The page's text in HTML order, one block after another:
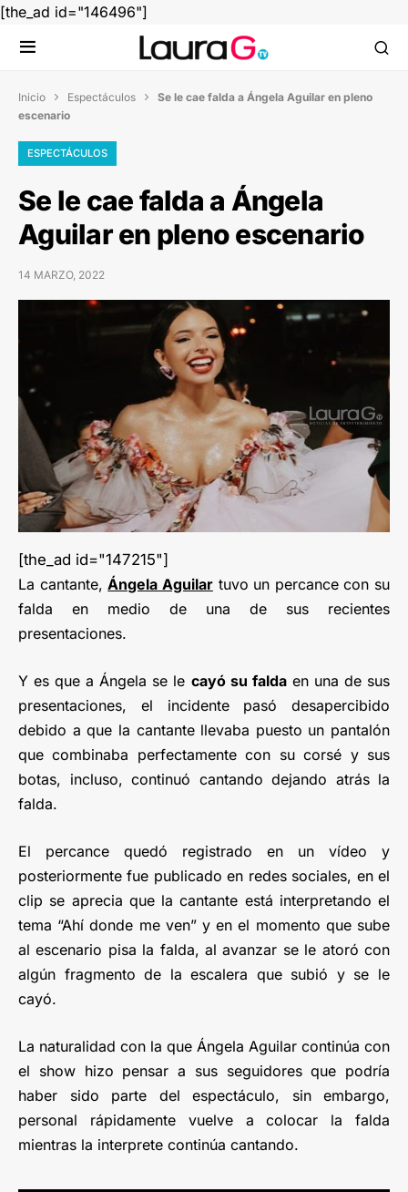
[the_ad id="146496"]
Inicio  Espectáculos  Se le cae falda a Ángela Aguilar en pleno
escenario
ESPECTÁCULOS
Se le cae falda a Ángela
Aguilar en pleno escenario
14 MARZO, 2022
[the_ad id="147215"]
La cantante,Ángela Aguilartuvo un percance con su
falda en medio de una de sus recientes
presentaciones.
Y es que a Ángela se le cayó su faldaen una de sus
presentaciones, el incidente pasó desapercibido
debido a que la cantante llevaba puesto un pantalón
que combinaba perfectamente con su corsé y sus
botas, incluso, continuó cantando dejando atrás la
falda.
El percance quedó registrado en un vídeo y
posteriormente fue publicado en redes sociales, en el
clip se aprecia que la cantante está interpretando el
tema “Ahí donde me ven” y en el momento que sube
al escenario pisa la falda, al avanzar se le atoró con
algún fragmento de la escalera que subió y se le
cayó.
La naturalidad con la que Ángela Aguilar continúa con
el show hizo pensar a sus seguidores que podría
haber sido parte del espectáculo, sin embargo,
personal rápidamente vuelve a colocar la falda
mientras la interprete continúa cantando.